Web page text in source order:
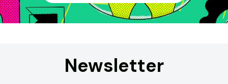
Newsletter